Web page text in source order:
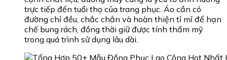
trực tiếp đến tuổi thọ của trang phục. Áo cần có
đường chỉ đều, chắc chắn và hoàn thiện tỉ mỉ để hạn
chế bung rách, đồng thời giữ được tính thẩm mỹ
trong quá trình sử dụng lâu dài.